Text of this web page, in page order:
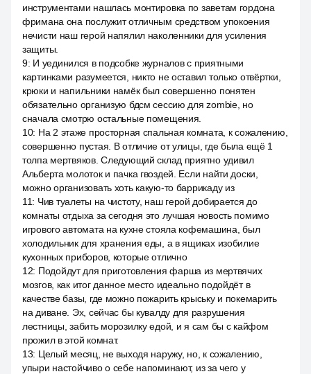
инструментами нашлась монтировка по заветам гордона
фримана она послужит отличным средством упокоения
нечисти наш герой напялил наколенники для усиления
защиты.
9: И уединился в подсобке журналов с приятными
картинками разумеется, никто не оставил только отвёртки,
крюки и напильники намёк был совершенно понятен
обязательно организую бдсм сессию для zombie, но
сначала смотрю остальные помещения.
10: На 2 этаже просторная спальная комната, к сожалению,
совершенно пустая. В отличие от улицы, где была ещё 1
толпа мертвяков. Следующий склад приятно удивил
Альберта молоток и пачка гвоздей. Если найти доски,
можно организовать хоть какую-то баррикаду из
11: Чив туалеты на чистоту, наш герой добирается до
комнаты отдыха за сегодня это лучшая новость помимо
игрового автомата на кухне стояла кофемашина, был
холодильник для хранения еды, а в ящиках изобилие
кухонных приборов, которые отлично
12: Подойдут для приготовления фарша из мертвячих
мозгов, как итог данное место идеально подойдёт в
качестве базы, где можно пожарить крыську и покемарить
на диване. Эх, сейчас бы кувалду для разрушения
лестницы, забить морозилку едой, и я сам бы с кайфом
прожил в этой комнат.
13: Целый месяц, не выходя наружу, но, к сожалению,
упыри настойчиво о себе напоминают, из за чего у